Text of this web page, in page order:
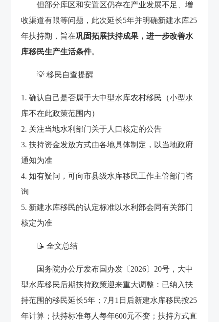
但部分库区和安置区仍存在产业发展不足、增
收渠道有限等问题，此次延长5年并明确新建水库25
年扶持期，旨在巩固拓展扶持成果，进一步改善水
库移民生产生活条件。
💡 移民自查提醒
1. 确认自己是否属于大中型水库农村移民（小型水
库不在此政策范围内）
2. 关注当地水利部门关于人口核定的公告
3. 扶持资金发放方式由各地具体制定，以当地政府
通知为准
4. 如有疑问，可向市县级水库移民工作主管部门咨
询
5. 新建水库移民的认定标准以水利部会同有关部门
核定为准
📝 全文总结
国务院办公厅发布国办发〔2026〕20号，大中
型水库移民后期扶持政策迎来重大调整：已纳入扶
持范围的移民延长5年；7月1日后新建水库移民按25
年计算；扶持标准每人每年600元不变；扶持方式直